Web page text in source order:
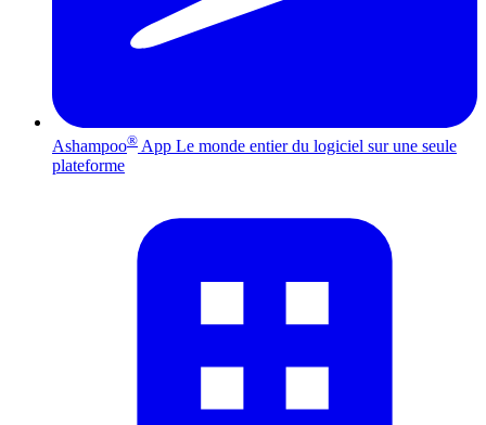
Ashampoo® App Le monde entier du logiciel sur une seule
plateforme